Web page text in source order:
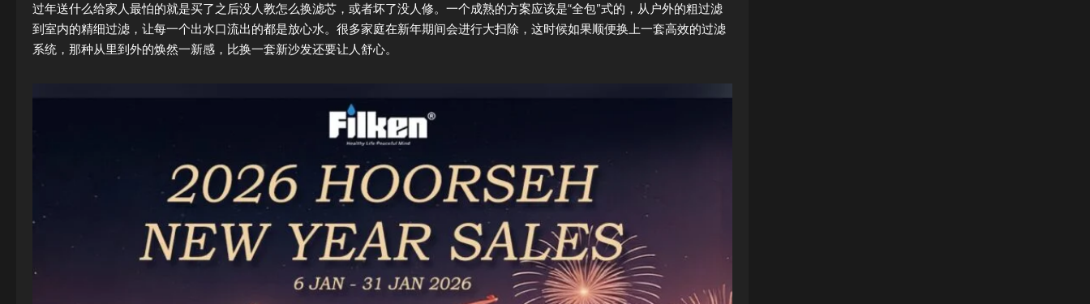
过年送什么给家人最怕的就是买了之后没人教怎么换滤芯，或者坏了没人修。一个成熟的方案应该是“全包”式的，从户外的粗过滤
到室内的精细过滤，让每一个出水口流出的都是放心水。很多家庭在新年期间会进行大扫除，这时候如果顺便换上一套高效的过滤
系统，那种从里到外的焕然一新感，比换一套新沙发还要让人舒心。